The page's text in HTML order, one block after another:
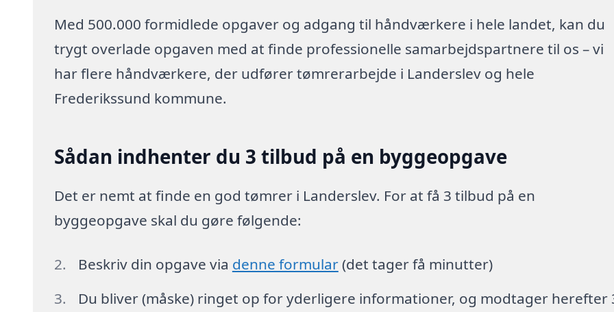
Med 500.000 formidlede opgaver og adgang til håndværkere i hele landet, kan du
trygt overlade opgaven med at finde professionelle samarbejdspartnere til os – vi
har flere håndværkere, der udfører tømrerarbejde i Landerslev og hele
Frederikssund kommune.
Sådan indhenter du 3 tilbud på en byggeopgave
Det er nemt at finde en god tømrer i Landerslev. For at få 3 tilbud på en
byggeopgave skal du gøre følgende:
Beskriv din opgave via denne formular(det tager få minutter)
Du bliver (måske) ringet op for yderligere informationer, og modtager herefter